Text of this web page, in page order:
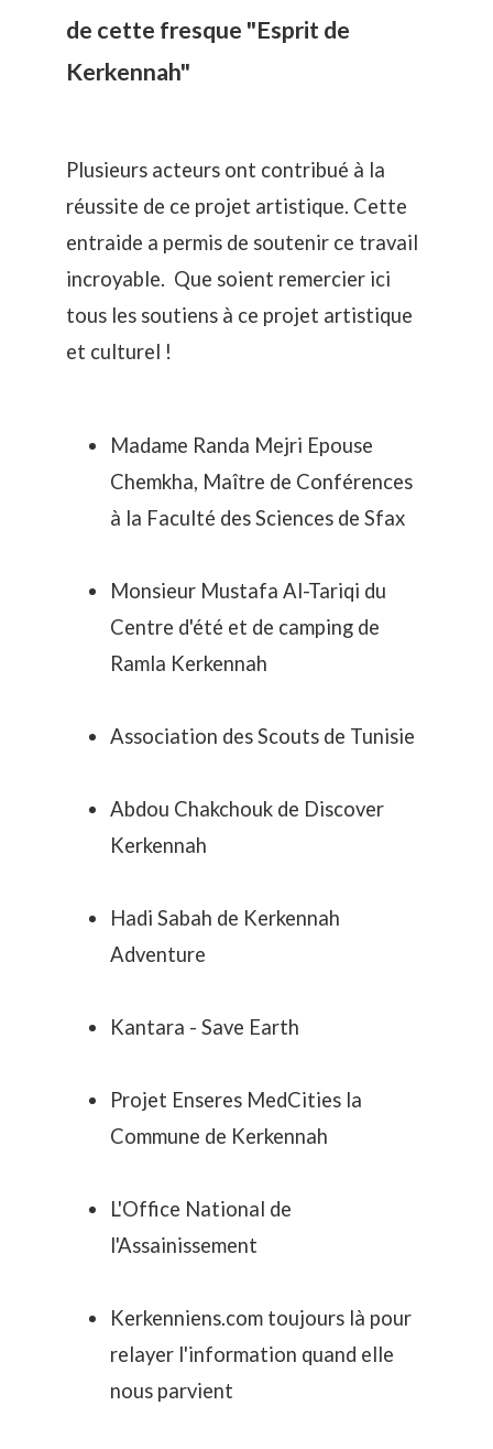
de cette fresque "Esprit de
Kerkennah"
Plusieurs acteurs ont contribué à la
réussite de ce projet artistique. Cette
entraide a permis de soutenir ce travail
incroyable. Que soient remercier ici
tous les soutiens à ce projet artistique
et culturel !
Madame Randa Mejri Epouse
Chemkha, Maître de Conférences
à la Faculté des Sciences de Sfax
Monsieur Mustafa Al-Tariqi du
Centre d'été et de camping de
Ramla Kerkennah
Association des Scouts de Tunisie
Abdou Chakchouk de Discover
Kerkennah
Hadi Sabah de Kerkennah
Adventure
Kantara - Save Earth
Projet Enseres MedCities la
Commune de Kerkennah
L'Office National de
l'Assainissement
Kerkenniens.com toujours là pour
relayer l'information quand elle
nous parvient